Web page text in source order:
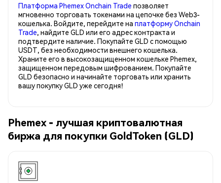
Платформа Phemex Onchain Trade позволяет
мгновенно торговать токенами на цепочке без Web3-
кошелька. Войдите, перейдите на платформу Onchain
Trade, найдите GLD или его адрес контракта и
подтвердите наличие. Покупайте GLD с помощью
USDT, без необходимости внешнего кошелька.
Храните его в высокозащищенном кошельке Phemex,
защищенном передовым шифрованием. Покупайте
GLD безопасно и начинайте торговать или хранить
вашу покупку GLD уже сегодня!
Phemex - лучшая криптовалютная
биржа для покупки GoldToken (GLD)